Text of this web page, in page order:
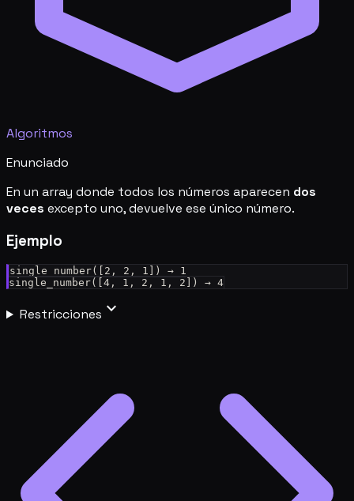
Algoritmos
Enunciado
En un array donde todos los números aparecen dos
veces excepto uno, devuelve ese único número.
Ejemplo
single_number([2, 2, 1]) → 1
Restricciones expand_more